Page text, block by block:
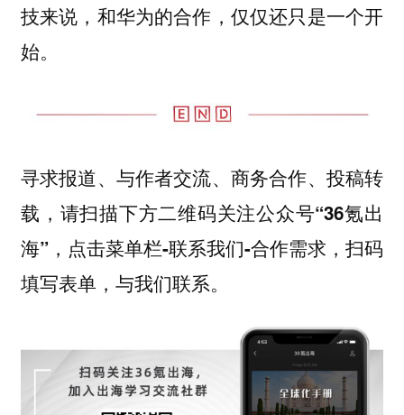
技来说，和华为的合作，仅仅还只是一个开
始。
寻求报道、与作者交流、商务合作、投稿转
载，请扫描下方二维码关注公众号“36氪出
海”，点击菜单栏-联系我们-合作需求，扫码
填写表单，与我们联系。